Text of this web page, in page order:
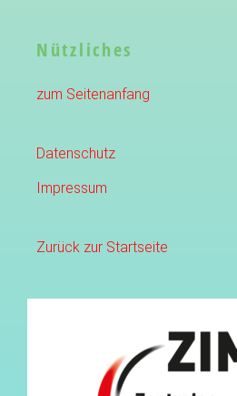
Nützliches
zum Seitenanfang
Datenschutz
Impressum
Zurück zur Startseite